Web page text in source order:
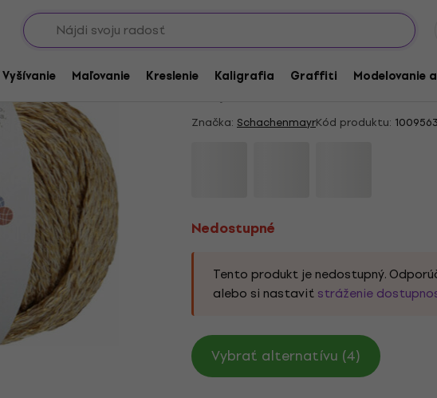
Maľovanie Kreslenie Kaligrafia Graffiti Modelovanie
Nedostupné
Schachenmayr Dinora 00022
Značka: SchachenmayrKód produktu: 1009563
Nedostupné
Tento produkt je nedostupný.
alebo si nastaviť stráženie
Vybrať alternatívu (4)